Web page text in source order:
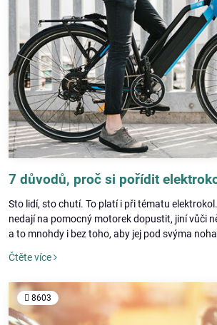
7 důvodů, proč si pořídit
Sto lidí, sto chutí. To platí i při tématu
nedají na pomocný motorek dopustit, jiní vůči
a to mnohdy i bez toho, aby jej pod svýma
vyzkoušeli. Ať už přechováváte stejný názor,
mýty o elektrokolech jen slyšeli, tento článek se
Čtěte více
8603